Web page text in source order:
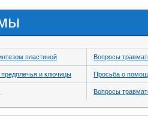
пластиной Вопросы
и ключицы Просьба о
Вопросы